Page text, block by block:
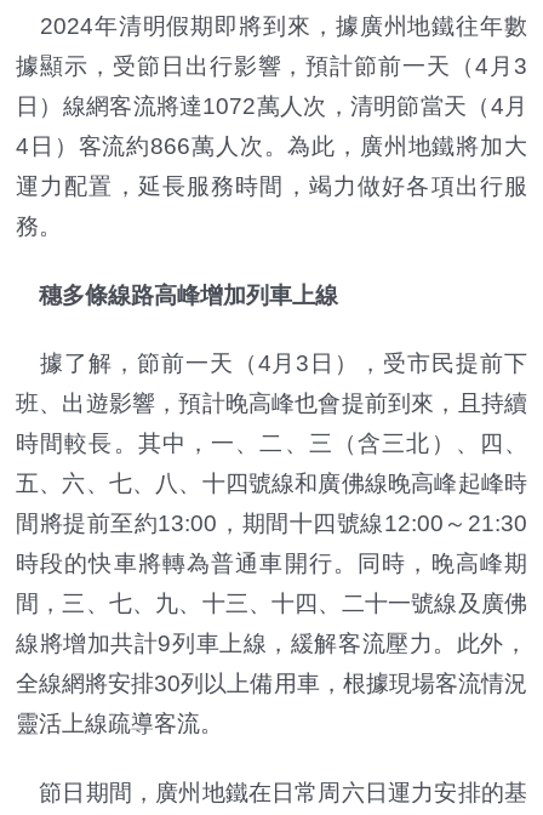
2024年清明假期即將到來，據廣州地鐵往年數
據顯示，受節日出行影響，預計節前一天（4月3
日）線網客流將達1072萬人次，清明節當天（4月
4日）客流約866萬人次。為此，廣州地鐵將加大
運力配置，延長服務時間，竭力做好各項出行服
務。
穗多條線路高峰增加列車上線
據了解，節前一天（4月3日），受市民提前下
班、出遊影響，預計晚高峰也會提前到來，且持續
時間較長。其中，一、二、三（含三北）、四、
五、六、七、八、十四號線和廣佛線晚高峰起峰時
間將提前至約13:00，期間十四號線12:00～21:30
時段的快車將轉為普通車開行。同時，晚高峰期
間，三、七、九、十三、十四、二十一號線及廣佛
線將增加共計9列車上線，緩解客流壓力。此外，
全線網將安排30列以上備用車，根據現場客流情況
靈活上線疏導客流。
節日期間，廣州地鐵在日常周六日運力安排的基